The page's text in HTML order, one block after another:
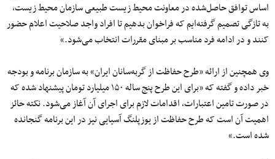
اساس توافق‌ حاصل‌شده در معاونت محیط زیست طبیعی سازمان محیط زیست،
به تازگی تصمیم گرفته‌ایم که فراخوان بدهیم تا افراد واجد صلاحیت اعلام حضور
کنند و در ادامه فرد مناسب بر مبنای مقررات انتخاب می‌شود.»
وی همچنین از ارائه «طرح حفاظت از گربه‌سانان ایران» به سازمان برنامه و بودجه
خبر داده و گفته که «برای این طرح پنج ساله ۱۵۰ میلیارد تومان پیشنهاد شده که
در صورت تامین اعتبارات، اقدامات لازم برای اجرای آن آغاز می‌شود. نکته حائز
اهمیت آن است که طرح حفاظت از یوزپلنگ آسیایی نیز در این برنامه گنجانده
شده است.»